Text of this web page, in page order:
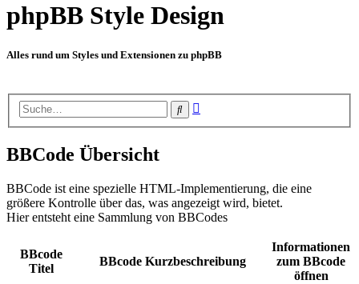
phpBB Style Design
Alles rund um Styles und Extensionen zu phpBB
Suche
BBCode Übersicht
BBCode ist eine spezielle HTML-Implementierung, die eine
größere Kontrolle über das, was angezeigt wird, bietet.
Hier entsteht eine Sammlung von BBCodes
BBcode
Titel
BBcode Kurzbeschreibung
Informationen
zum BBcode
öffnen